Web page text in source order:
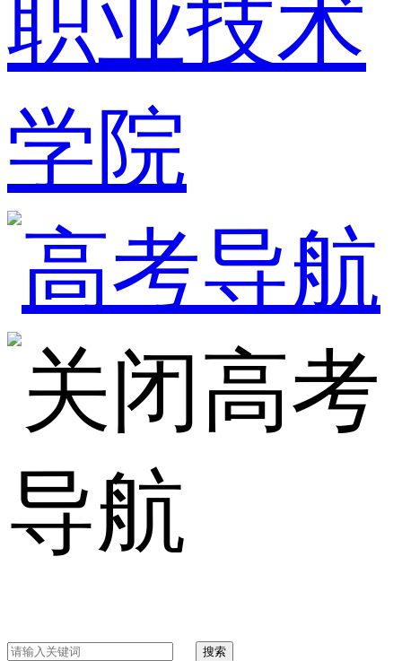
职业技术
学院
高考
导航
搜索